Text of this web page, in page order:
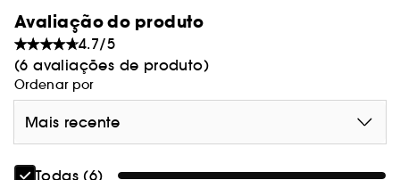
Avaliação do produto
4.7/5
(6 avaliações de produto)
Ordenar por
Mais recente
Todas (6)